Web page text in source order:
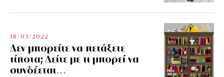
18/03/2022
Δεν μπορείτε να πετάξετε
τίποτα; Δείτε με τι μπορεί να
συνδέεται…